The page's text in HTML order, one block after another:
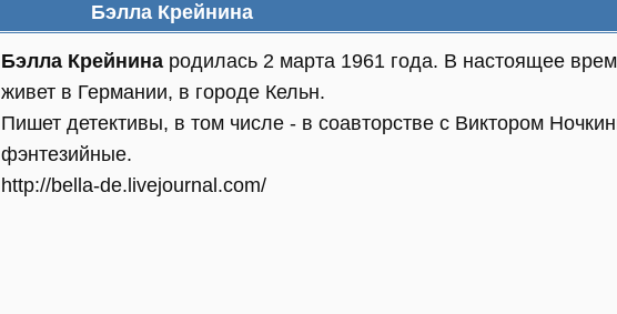
Бэлла Крейнина
Бэлла Крейнина родилась 2 марта 1961 года. В настоящее
живет в Германии, в городе Кельн.
Пишет детективы, в том числе - в соавторстве с Виктором
фэнтезийные.
http://bella-de.livejournal.com/